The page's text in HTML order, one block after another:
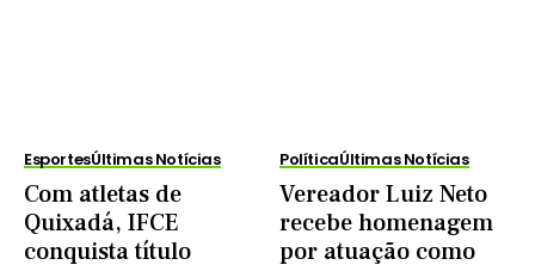
EsportesÚltimas Notícias
Com atletas de
Quixadá, IFCE
conquista título
PolíticaÚltimas Notícias
Vereador Luiz Neto
recebe homenagem
por atuação como